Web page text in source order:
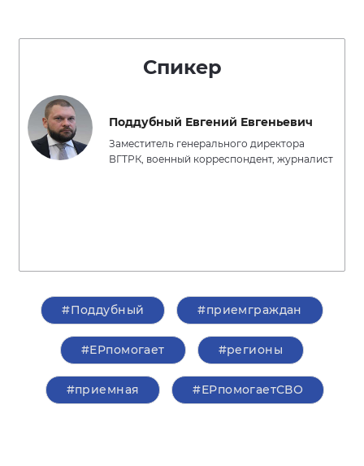
Спикер
Поддубный Евгений Евгеньевич
Заместитель генерального директора
ВГТРК, военный корреспондент, журналист
#Поддубный #приемграждан
#ЕРпомогает #регионы
#приемная #ЕРпомогаетСВО